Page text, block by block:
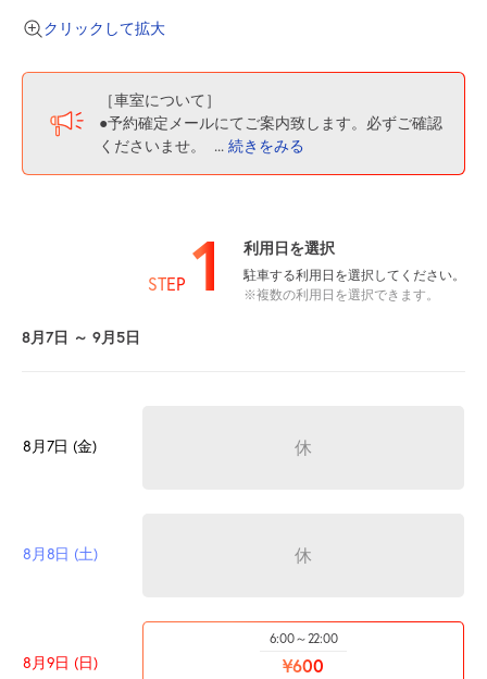
クリックして拡大
［車室について］
●予約確定メールにてご案内致します。必ずご確認
くださいませ。
... 続きをみる
STEP 1 利用日を選択
駐車する利用日を選択してください。
※複数の利用日を選択できます。
8月7日 ～ 9月5日
8月7日 (金) 休
8月8日 (土) 休
8月9日 (日)
6:00～22:00
¥600